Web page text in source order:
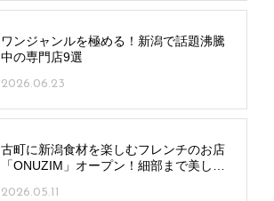
ワンジャンルを極める！新潟で話題沸騰
中の専門店9選
2026.06.23
古町に新潟食材を楽しむフレンチのお店
「ONUZIM」オープン！細部まで美しい
2026.05.11